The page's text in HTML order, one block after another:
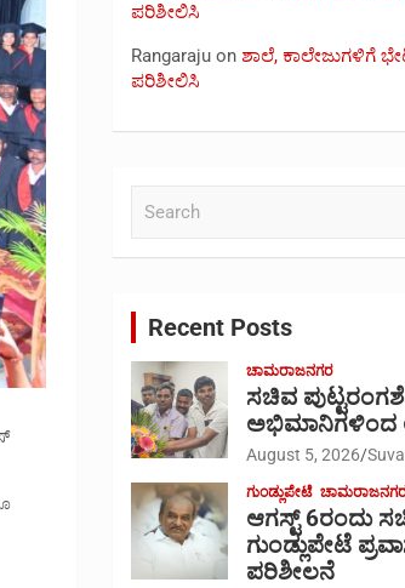
ಪರಿಶೀಲಿಸಿ
Rangaraju on ಶಾಲೆ, ಕಾಲೇಜುಗಳಿಗೆ
ಪರಿಶೀಲಿಸಿ
Recent Posts
ಚಾಮರಾಜನಗರ
ಸಚಿವ
ಅಭಿಮಾನಿಗಳಿಂದ
August 5, 2026
ಗುಂಡ್ಲುಪೇಟೆ
ಆಗಸ್ಟ್ 6ರಂದು
ಗುಂಡ್ಲುಪೇಟೆ
ಪರಿಶೀಲನೆ